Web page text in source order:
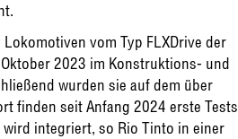
vom Typ FLXDrive der
2023 im Konstruktions- und
wurden sie auf dem über
finden seit Anfang 2024 erste Tests
integriert, so Rio Tinto in einer